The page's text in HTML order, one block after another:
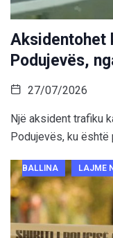
Aksidentohet
Podujevës,
27/07/2026
Një aksident trafiku
Podujevës, ku
BALLINA LAJME